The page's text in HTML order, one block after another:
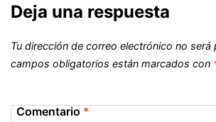
Deja una respuesta
Tu dirección de correo electrónico no será
campos obligatorios están marcados con
Comentario *